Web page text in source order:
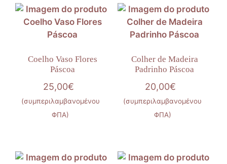
Coelho Vaso Flores
Páscoa
25,00€
(συμπεριλαμβανομένου
ΦΠΑ)
Colher de Madeira
Padrinho Páscoa
20,00€
(συμπεριλαμβανομένου
ΦΠΑ)